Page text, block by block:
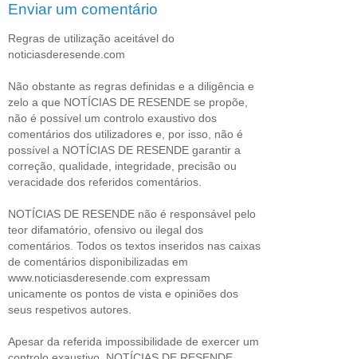
Enviar um comentário
Regras de utilização aceitável do
noticiasderesende.com
Não obstante as regras definidas e a diligência e
zelo a que NOTÍCIAS DE RESENDE se propõe,
não é possível um controlo exaustivo dos
comentários dos utilizadores e, por isso, não é
possível a NOTÍCIAS DE RESENDE garantir a
correção, qualidade, integridade, precisão ou
veracidade dos referidos comentários.
NOTÍCIAS DE RESENDE não é responsável pelo
teor difamatório, ofensivo ou ilegal dos
comentários. Todos os textos inseridos nas caixas
de comentários disponibilizadas em
www.noticiasderesende.com expressam
unicamente os pontos de vista e opiniões dos
seus respetivos autores.
Apesar da referida impossibilidade de exercer um